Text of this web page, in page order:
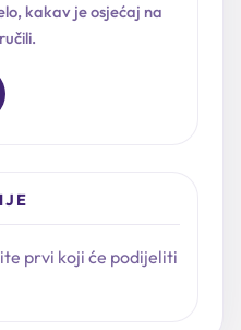
kakav je osjećaj na
prvi koji će podijeliti